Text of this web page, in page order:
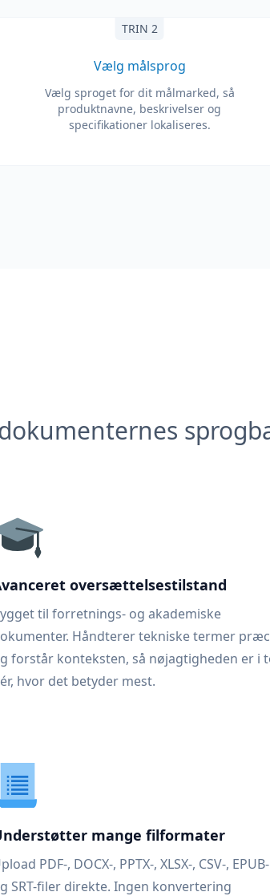
TRIN 2
Vælg målsprog
Vælg sproget for dit målmarked, så
produktnavne, beskrivelser og
specifikationer lokaliseres.
oversættelsestilstand
til forretnings- og akademiske
Håndterer tekniske termer
forstår konteksten, så nøjagtigheden er i
hvor det betyder mest.
mange filformater
PDF-, DOCX-, PPTX-, XLSX-, CSV-, EPUB-
SRT-filer direkte. Ingen konvertering